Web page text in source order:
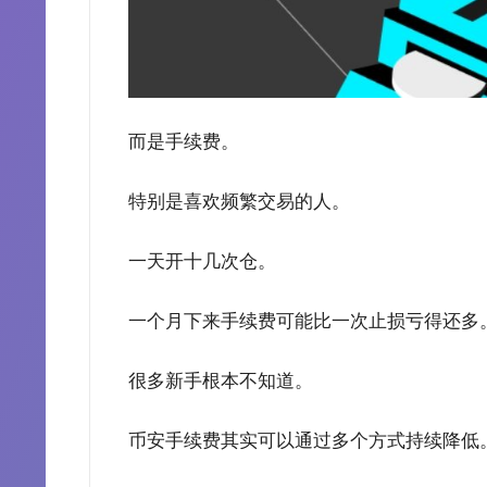
而是手续费。
特别是喜欢频繁交易的人。
一天开十几次仓。
一个月下来手续费可能比一次止损亏得还多
很多新手根本不知道。
币安手续费其实可以通过多个方式持续降低